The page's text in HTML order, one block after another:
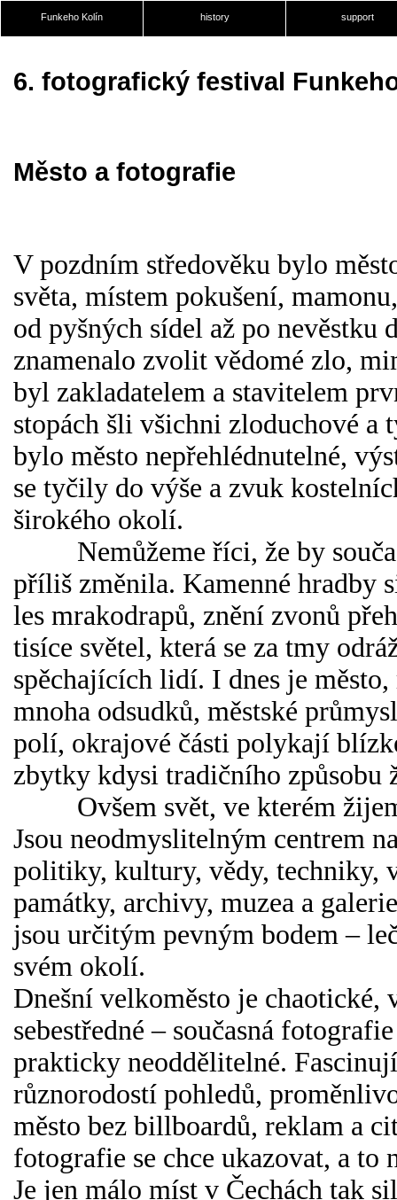
Funkeho Kolín history support
6. fotografický festival
Město a fotografie
V pozdním středověku bylo
světa, místem pokušení,
od pyšných sídel až po nevěstku
znamenalo zvolit vědomé zlo,
byl zakladatelem a stavitelem
stopách šli všichni zloduchové a
bylo město nepřehlédnutelné,
se tyčily do výše a zvuk
širokého okolí.
Nemůžeme říci, že by
příliš změnila. Kamenné hradby
les mrakodrapů, znění zvonů
tisíce světel, která se za tmy
spěchajících lidí. I dnes je
mnoha odsudků, městské
polí, okrajové části polykají
zbytky kdysi tradičního způsobu
Ovšem svět, ve kterém
Jsou neodmyslitelným centrem
politiky, kultury, vědy, techniky,
památky, archivy, muzea a
jsou určitým pevným bodem –
svém okolí.
Dnešní velkoměsto je
sebestředné – současná
prakticky neoddělitelné.
různorodostí pohledů,
město bez billboardů, reklam a
fotografie se chce ukazovat, a
Je jen málo míst v Čechách tak